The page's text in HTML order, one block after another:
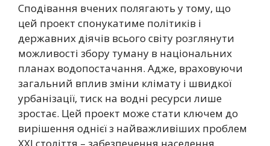
Сподівання вчених полягають у тому, що
цей проект спонукатиме політиків і
державних діячів всього світу розглянути
можливості збору туману в національних
планах водопостачання. Адже, враховуючи
загальний вплив зміни клімату і швидкої
урбанізації, тиск на водні ресурси лише
зростає. Цей проект може стати ключем до
вирішення однієї з найважливіших проблем
ХХІ століття – забезпечення населення